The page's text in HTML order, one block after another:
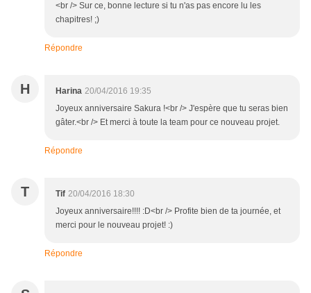
<br /> Sur ce, bonne lecture si tu n'as pas encore lu les
chapitres! ;)
Répondre
H Harina 20/04/2016 19:35
Joyeux anniversaire Sakura !<br /> J'espère que tu seras bien
gâter.<br /> Et merci à toute la team pour ce nouveau projet.
Répondre
T Tif 20/04/2016 18:30
Joyeux anniversaire!!!! :D<br /> Profite bien de ta journée, et
merci pour le nouveau projet! :)
Répondre